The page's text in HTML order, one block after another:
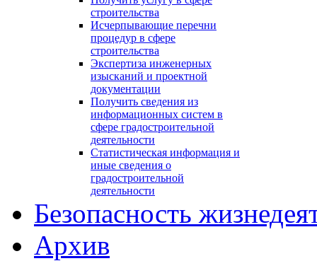
строительства
Исчерпывающие перечни
процедур в сфере
строительства
Экспертиза инженерных
изысканий и проектной
документации
Получить сведения из
информационных систем в
сфере градостроительной
деятельности
Статистическая информация и
иные сведения о
градостроительной
деятельности
Безопасность
Архив